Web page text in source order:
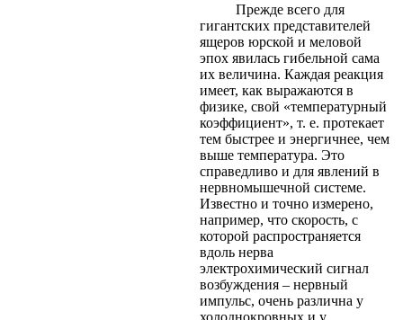
Прежде всего для
гигантских представителей
ящеров юрской и меловой
эпох явилась гибельной сама
их величина. Каждая реакция
имеет, как выражаются в
физике, свой «температурный
коэффициент», т. е. протекает
тем быстрее и энергичнее, чем
выше температура. Это
справедливо и для явлений в
нервномышечной системе.
Известно и точно измерено,
например, что скорость, с
которой распространяется
вдоль нерва
электрохимический сигнал
возбуждения – нервный
импульс, очень различна у
холоднокровных и у